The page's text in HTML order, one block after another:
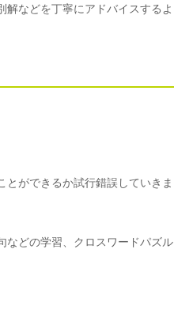
などを丁寧にアドバイスするよ
ができるか試行錯誤していきま
などの学習、クロスワードパズル